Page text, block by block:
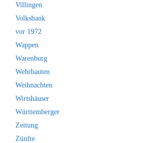
Villingen
Volksbank
vor 1972
Wappen
Warenburg
Wehrbauten
Weihnachten
Wirtshäuser
Württemberger
Zeitung
Zünfte